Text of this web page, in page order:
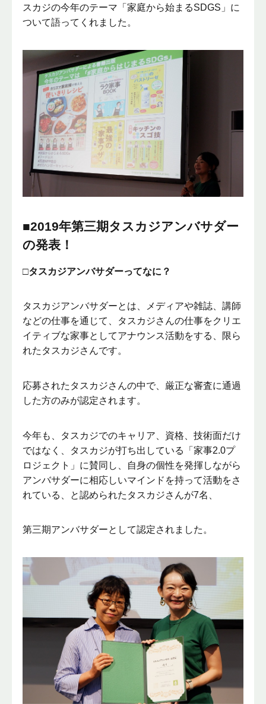
スカジの今年のテーマ「家庭から始まるSDGS」に
ついて語ってくれました。
■2019年第三期タスカジアンバサダー
の発表！
□タスカジアンバサダーってなに？
タスカジアンバサダーとは、メディアや雑誌、講師
などの仕事を通じて、タスカジさんの仕事をクリエ
イティブな家事としてアナウンス活動をする、限ら
れたタスカジさんです。
応募されたタスカジさんの中で、厳正な審査に通過
した方のみが認定されます。
今年も、タスカジでのキャリア、資格、技術面だけ
ではなく、タスカジが打ち出している「家事2.0プ
ロジェクト」に賛同し、自身の個性を発揮しながら
アンバサダーに相応しいマインドを持って活動をさ
れている、と認められたタスカジさんが7名、
第三期アンバサダーとして認定されました。